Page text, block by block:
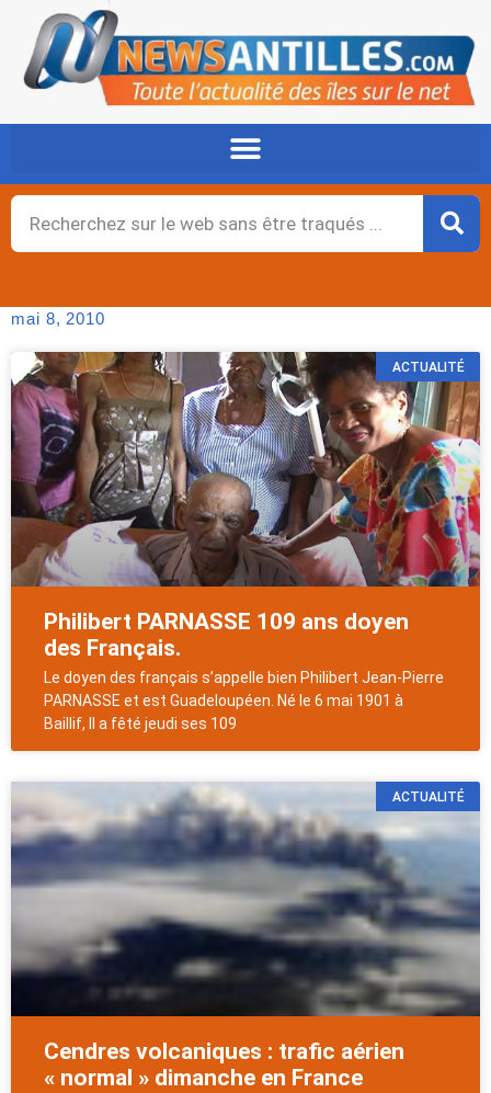
contenu
Rechercher
mai 8, 2010
ACTUALITÉ
Philibert PARNASSE 109 ans doyen
des Français.
Le doyen des français s’appelle bien Philibert Jean-Pierre
PARNASSE et est Guadeloupéen. Né le 6 mai 1901 à
Baillif, ll a fêté jeudi ses 109
ACTUALITÉ
Cendres volcaniques : trafic aérien
« normal » dimanche en France